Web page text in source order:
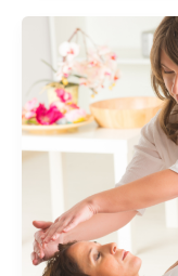
:
où
inscrire
ton
agence
pour
visibilité ?